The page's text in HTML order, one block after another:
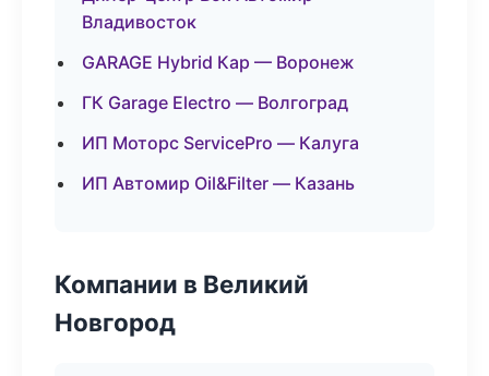
Владивосток
GARAGE Hybrid Кар — Воронеж
ГК Garage Electro — Волгоград
ИП Моторс ServicePro — Калуга
ИП Автомир Oil&Filter — Казань
Компании в Великий
Новгород